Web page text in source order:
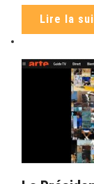
Lire la